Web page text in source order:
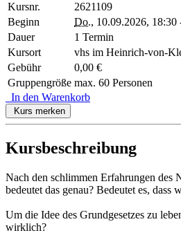
Kursnr.
2621109
Beginn
Do., 10.09.2026, 18:30
Dauer
1 Termin
Kursort
vhs im Heinrich-von-
Gebühr
0,00 €
Gruppengröße max. 60 Personen
In den Warenkorb
Kurs merken
Kursbeschreibung
Nach den schlimmen Erfahrungen des
bedeutet das genau? Bedeutet es,
Um die Idee des Grundgesetzes zu
wirklich?